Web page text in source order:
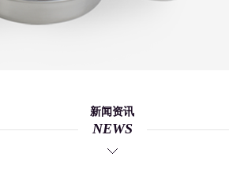
新闻资讯
NEWS